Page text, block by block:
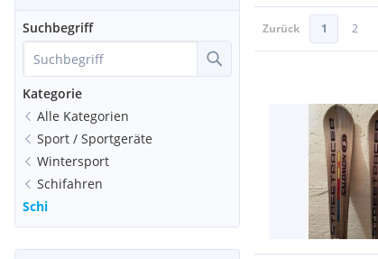
Suchbegriff
Kategorie
Alle Kategorien
Sport / Sportgeräte
Wintersport
Schifahren
Schi
Zurück 1 2